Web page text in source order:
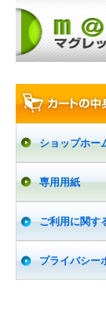
ショップホー
専用用紙
ご利用に関す
プライバシー